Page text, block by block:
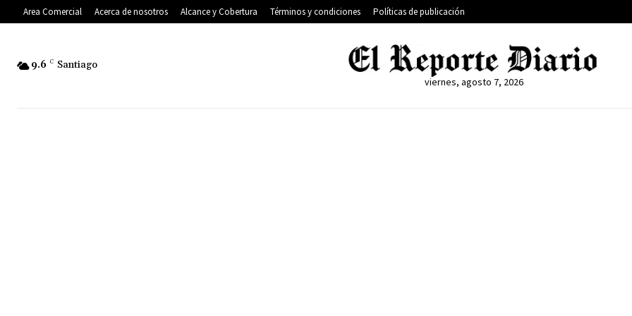
Area Comercial Acerca de nosotros Alcance y Cobertura Términos y condiciones Políticas de publicación
9.6 C Santiago
viernes, agosto 7, 2026